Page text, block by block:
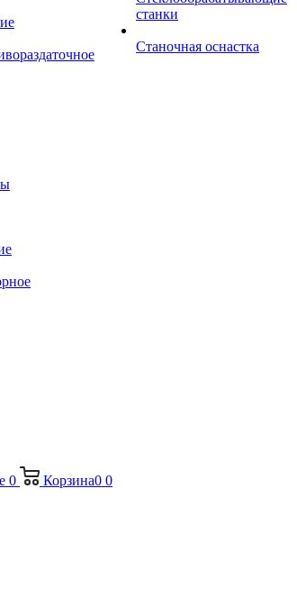
станки
Станочная оснастка
0 Корзина0 0